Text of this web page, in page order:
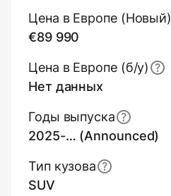
Цена в Европе (Новый)
€89 990
Цена в Европе (б/y)
Нет данных
Годы выпуска
2025-… (Announced)
Тип кузова
SUV